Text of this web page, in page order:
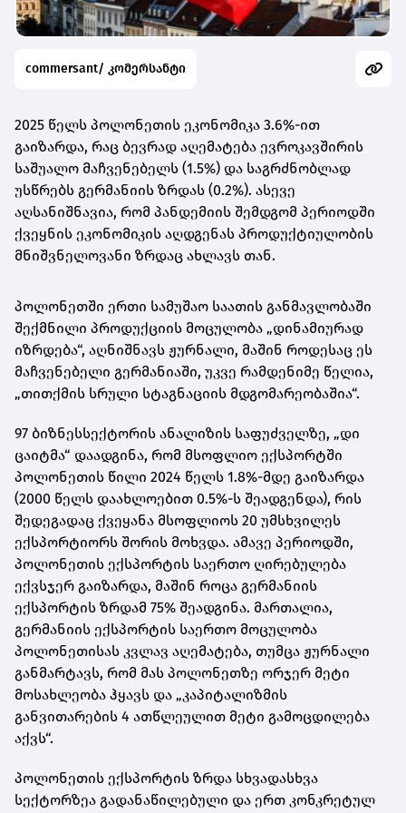
commersant/ კომერსანტი
2025 წელს პოლონეთის ეკონომიკა 3.6%-ით
გაიზარდა, რაც ბევრად აღემატება ევროკავშირის
საშუალო მაჩვენებელს (1.5%) და საგრძნობლად
უსწრებს გერმანიის ზრდას (0.2%). ასევე
აღსანიშნავია, რომ პანდემიის შემდგომ პერიოდში
ქვეყნის ეკონომიკის აღდგენას პროდუქტიულობის
მნიშვნელოვანი ზრდაც ახლავს თან.
პოლონეთში ერთი სამუშაო საათის განმავლობაში
შექმნილი პროდუქციის მოცულობა „დინამიურად
იზრდება“, აღნიშნავს ჟურნალი, მაშინ როდესაც ეს
მაჩვენებელი გერმანიაში, უკვე რამდენიმე წელია,
„თითქმის სრული სტაგნაციის მდგომარეობაშია“.
97 ბიზნესსექტორის ანალიზის საფუძველზე, „დი
ცაიტმა“ დაადგინა, რომ მსოფლიო ექსპორტში
პოლონეთის წილი 2024 წელს 1.8%-მდე გაიზარდა
(2000 წელს დაახლოებით 0.5%-ს შეადგენდა), რის
შედეგადაც ქვეყანა მსოფლიოს 20 უმსხვილეს
ექსპორტიორს შორის მოხვდა. ამავე პერიოდში,
პოლონეთის ექსპორტის საერთო ღირებულება
ექვსჯერ გაიზარდა, მაშინ როცა გერმანიის
ექსპორტის ზრდამ 75% შეადგინა. მართალია,
გერმანიის ექსპორტის საერთო მოცულობა
პოლონეთისას კვლავ აღემატება, თუმცა ჟურნალი
განმარტავს, რომ მას პოლონეთზე ორჯერ მეტი
მოსახლეობა ჰყავს და „კაპიტალიზმის
განვითარების 4 ათწლეულით მეტი გამოცდილება
აქვს“.
პოლონეთის ექსპორტის ზრდა სხვადასხვა
სექტორზეა გადანაწილებული და ერთ კონკრეტულ